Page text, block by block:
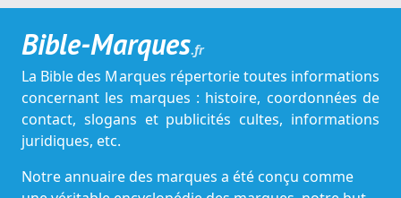
Bible-Marques.fr
La Bible des Marques répertorie toutes informations
concernant les marques : histoire, coordonnées de
contact, slogans et publicités cultes, informations
juridiques, etc.
Notre annuaire des marques a été conçu comme